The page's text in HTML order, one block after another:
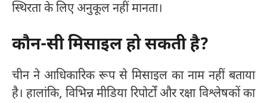
स्थिरता के लिए अनुकूल नहीं मानता।
कौन-सी मिसाइल हो सकती है?
चीन ने आधिकारिक रूप से मिसाइल का नाम नहीं बताया
है। हालांकि, विभिन्न मीडिया रिपोर्टों और रक्षा विश्लेषकों का